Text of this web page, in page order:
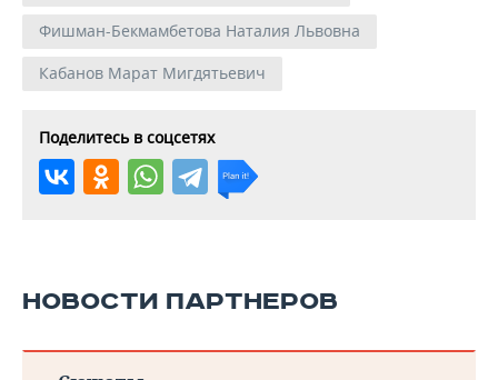
Фишман-Бекмамбетова Наталия Львовна
Кабанов Марат Мигдятьевич
Поделитесь в соцсетях
НОВОСТИ ПАРТНЕРОВ